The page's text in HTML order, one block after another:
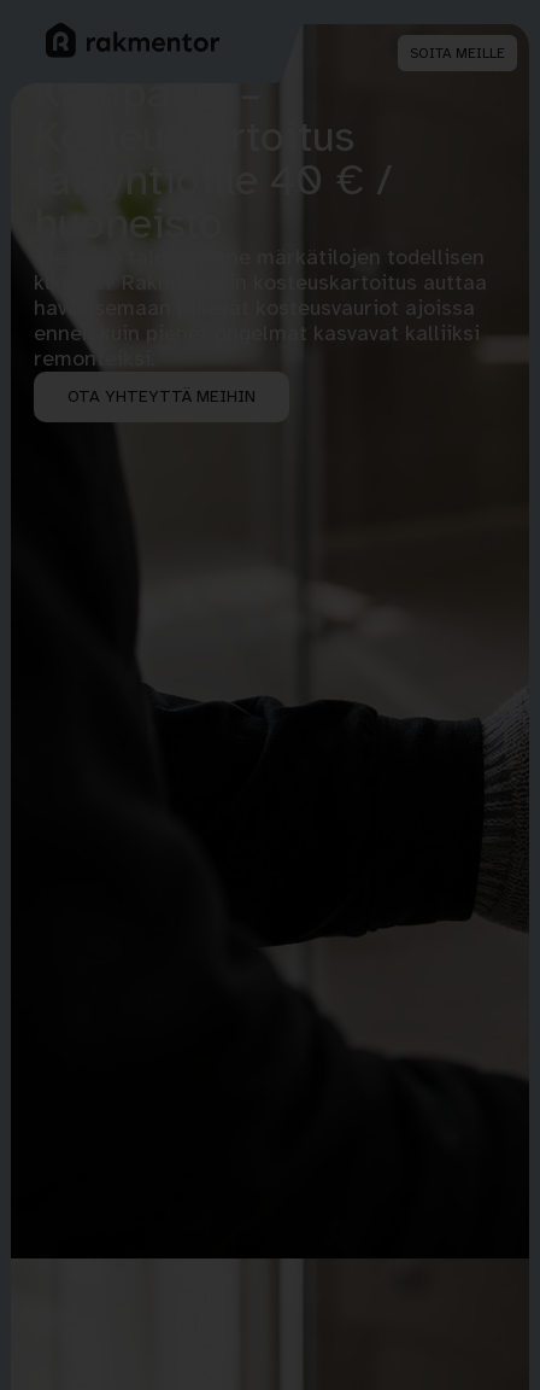
SOITA MEILLE
Kosteuskartoitus
taloyhtiöille 40 € /
huoneisto
Tietääkö taloyhtiönne märkätilojen todellisen
kunnon? Rakmentorin kosteuskartoitus auttaa
havaitsemaan piilevät kosteusvauriot ajoissa
ennen kuin pienet ongelmat kasvavat kalliiksi
remonteiksi.
OTA YHTEYTTÄ MEIHIN